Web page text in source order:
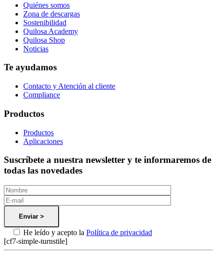
Quiénes somos
Zona de descargas
Sostenibilidad
Quilosa Academy
Quilosa Shop
Noticias
Te ayudamos
Contacto y Atención al cliente
Compliance
Productos
Productos
Aplicaciones
Suscríbete a nuestra newsletter y te informaremos de
todas las novedades
He leído y acepto la Política de privacidad
[cf7-simple-turnstile]